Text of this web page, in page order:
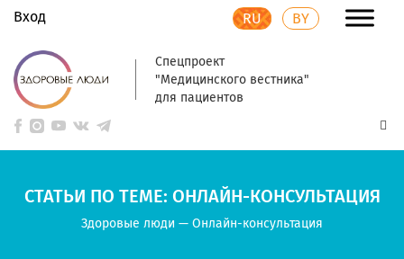
Вход RU BY
Спецпроект
"Медицинского вестника"
для пациентов
СТАТЬИ ПО ТЕМЕ: ОНЛАЙН-КОНСУЛЬТАЦИЯ
Здоровые люди — Онлайн-консультация